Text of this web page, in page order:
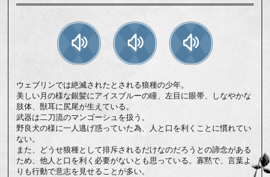
ウェブリンでは絶滅されたとされる狼種の少年。
美しい月の様な銀髪にアイスブルーの瞳、左目に眼帯、しなやかな
肢体、獣耳に尻尾が生えている。
武器は二刀流のマンゴーシュを扱う。
野良犬の様に一人逃げ惑っていた為、人と口を利くことに慣れてい
ない。
また、どうせ狼種として排斥されるだけなのだろうとの諦念がある
ため、他人と口を利く必要がないとも思っている。寡黙で、言葉よ
りも行動で意志を見せることが多い。